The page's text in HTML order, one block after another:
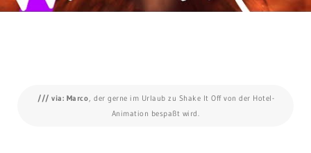
/// via: Marco , der gerne im Urlaub zu Shake It Off von der Hotel-
Animation bespaßt wird.